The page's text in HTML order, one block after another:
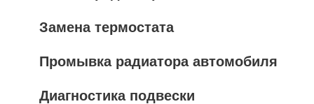
Замена термостата
Промывка радиатора автомобиля
Диагностика подвески